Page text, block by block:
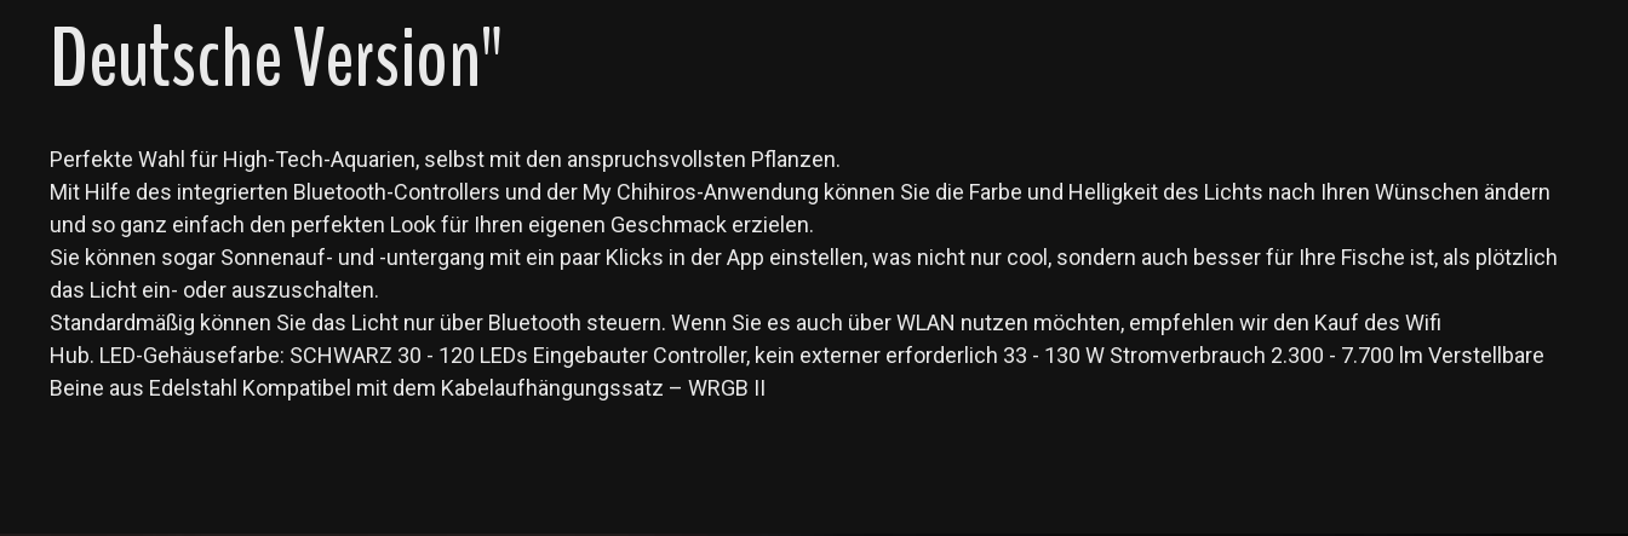
Deutsche Version"
Perfekte Wahl für High-Tech-Aquarien, selbst mit den anspruchsvollsten Pflanzen.
Mit Hilfe des integrierten Bluetooth-Controllers und der My Chihiros-Anwendung können Sie die Farbe und Helligkeit des Lichts nach Ihren Wünschen ändern
und so ganz einfach den perfekten Look für Ihren eigenen Geschmack erzielen.
Sie können sogar Sonnenauf- und -untergang mit ein paar Klicks in der App einstellen, was nicht nur cool, sondern auch besser für Ihre Fische ist, als plötzlich
das Licht ein- oder auszuschalten.
Standardmäßig können Sie das Licht nur über Bluetooth steuern. Wenn Sie es auch über WLAN nutzen möchten, empfehlen wir den Kauf des Wifi
Hub. LED-Gehäusefarbe: SCHWARZ 30 - 120 LEDs Eingebauter Controller, kein externer erforderlich 33 - 130 W Stromverbrauch 2.300 - 7.700 lm Verstellbare
Beine aus Edelstahl Kompatibel mit dem Kabelaufhängungssatz – WRGB II